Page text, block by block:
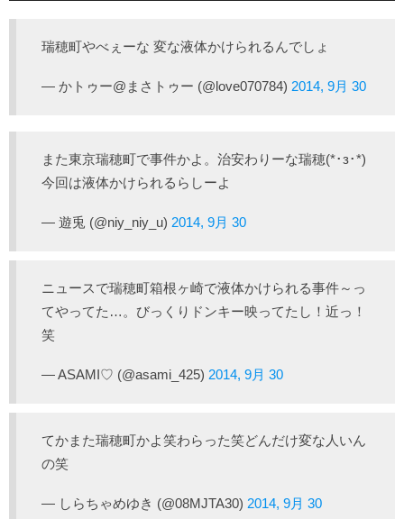
瑞穂町やべぇーな 変な液体かけられるんでしょ
— かトゥー@まさトゥー (@love070784) 2014, 9月 30
また東京瑞穂町で事件かよ。治安わりーな瑞穂(*･з･*)
今回は液体かけられるらしーよ
— 遊兎 (@niy_niy_u) 2014, 9月 30
ニュースで瑞穂町箱根ヶ崎で液体かけられる事件～っ
てやってた…。びっくりドンキー映ってたし！近っ！
笑
— ASAMI♡ (@asami_425) 2014, 9月 30
てかまた瑞穂町かよ笑わらった笑どんだけ変な人いん
の笑
— しらちゃめゆき (@08MJTA30) 2014, 9月 30